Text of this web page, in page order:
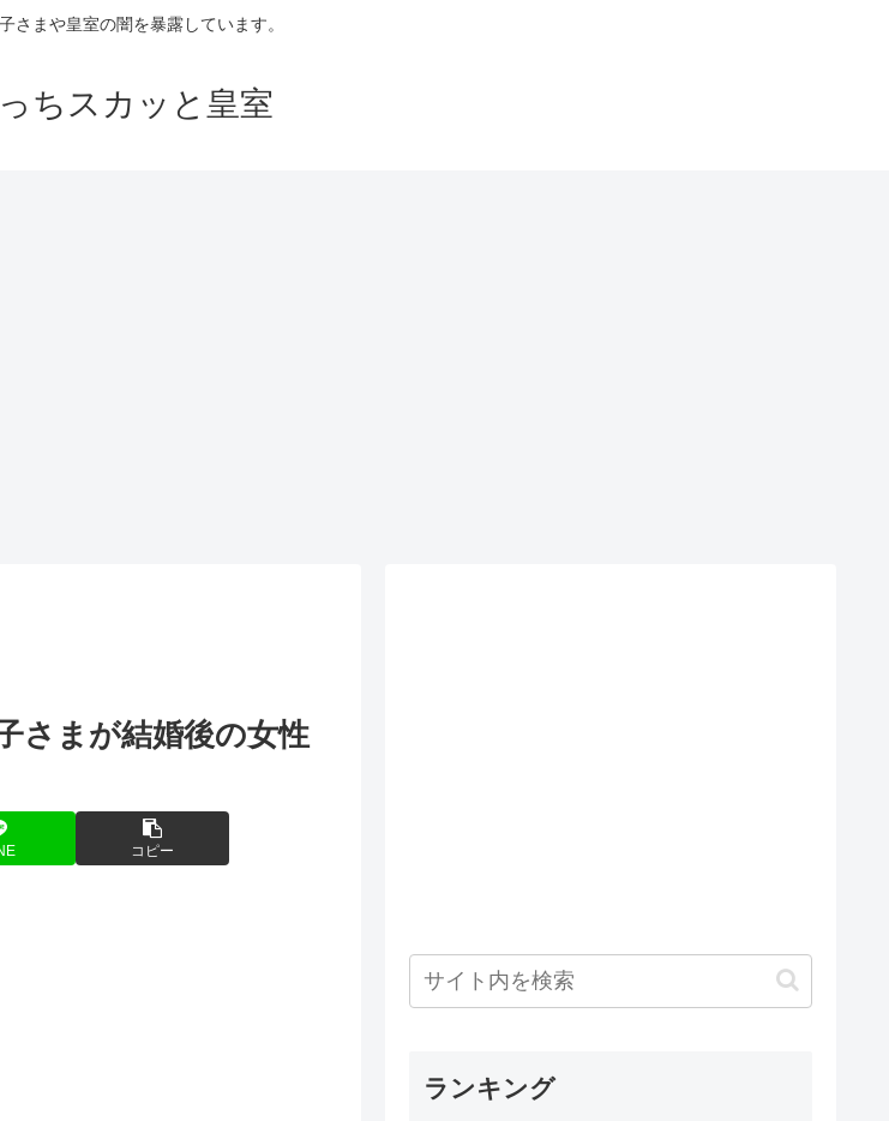
さまや皇室の闇を暴露しています。
ちスカッと皇室
さまが結婚後の女性
コピー
ランキング